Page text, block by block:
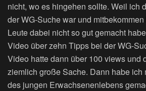
nicht, wo es hingehen sollte. Weil ich
der WG-Suche war und
Leute dabei nicht so gut gemacht
Video über zehn Tipps bei der WG-
Video hatte dann über 100 views und
ziemlich große Sache. Dann habe ich
des jungen Erwachsenenlebens